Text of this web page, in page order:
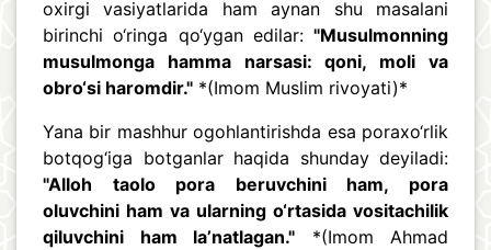
oxirgi vasiyatlarida ham aynan shu masalani
birinchi o‘ringa qo‘ygan edilar: "Musulmonning
musulmonga hamma narsasi: qoni, moli va
obro‘si haromdir." *(Imom Muslim rivoyati)*
Yana bir mashhur ogohlantirishda esa poraxo‘rlik
botqog‘iga botganlar haqida shunday deyiladi:
"Alloh taolo pora beruvchini ham, pora
oluvchini ham va ularning o‘rtasida vositachilik
qiluvchini ham la’natlagan." *(Imom Ahmad